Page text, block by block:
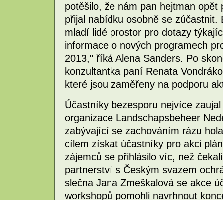
potěšilo, že nám pan hejtman
přijal nabídku osobně se zúčastnit.
mladí lidé prostor pro dotazy
informace o nových programech
2013," říká Alena Sanders. Po
konzultantka paní Renata
které jsou zaměřeny na podporu
Účastníky bezesporu nejvíce
organizace Landschapsbeheer
zabývající se zachováním rázu
cílem získat účastníky pro akci
zájemců se přihlásilo víc, než
partnerství s Českým svazem
slečna Jana Zmeškalová se akce
workshopů pomohli navrhnout